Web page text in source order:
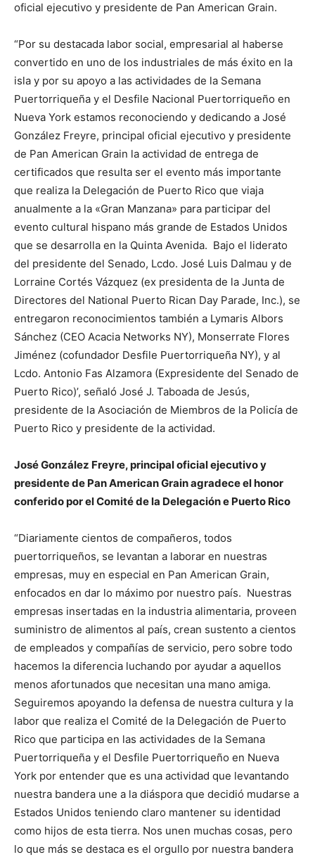
oficial ejecutivo y presidente de Pan American Grain.
“Por su destacada labor social, empresarial al haberse
convertido en uno de los industriales de más éxito en la
isla y por su apoyo a las actividades de la Semana
Puertorriqueña y el Desfile Nacional Puertorriqueño en
Nueva York estamos reconociendo y dedicando a José
González Freyre, principal oficial ejecutivo y presidente
de Pan American Grain la actividad de entrega de
certificados que resulta ser el evento más importante
que realiza la Delegación de Puerto Rico que viaja
anualmente a la «Gran Manzana» para participar del
evento cultural hispano más grande de Estados Unidos
que se desarrolla en la Quinta Avenida. Bajo el liderato
del presidente del Senado, Lcdo. José Luis Dalmau y de
Lorraine Cortés Vázquez (ex presidenta de la Junta de
Directores del National Puerto Rican Day Parade, Inc.), se
entregaron reconocimientos también a Lymaris Albors
Sánchez (CEO Acacia Networks NY), Monserrate Flores
Jiménez (cofundador Desfile Puertorriqueña NY), y al
Lcdo. Antonio Fas Alzamora (Expresidente del Senado de
Puerto Rico)’, señaló José J. Taboada de Jesús,
presidente de la Asociación de Miembros de la Policía de
Puerto Rico y presidente de la actividad.
José González Freyre, principal oficial ejecutivo y
presidente de Pan American Grain agradece el honor
conferido por el Comité de la Delegación e Puerto Rico
“Diariamente cientos de compañeros, todos
puertorriqueños, se levantan a laborar en nuestras
empresas, muy en especial en Pan American Grain,
enfocados en dar lo máximo por nuestro país. Nuestras
empresas insertadas en la industria alimentaria, proveen
suministro de alimentos al país, crean sustento a cientos
de empleados y compañías de servicio, pero sobre todo
hacemos la diferencia luchando por ayudar a aquellos
menos afortunados que necesitan una mano amiga.
Seguiremos apoyando la defensa de nuestra cultura y la
labor que realiza el Comité de la Delegación de Puerto
Rico que participa en las actividades de la Semana
Puertorriqueña y el Desfile Puertorriqueño en Nueva
York por entender que es una actividad que levantando
nuestra bandera une a la diáspora que decidió mudarse a
Estados Unidos teniendo claro mantener su identidad
como hijos de esta tierra. Nos unen muchas cosas, pero
lo que más se destaca es el orgullo por nuestra bandera